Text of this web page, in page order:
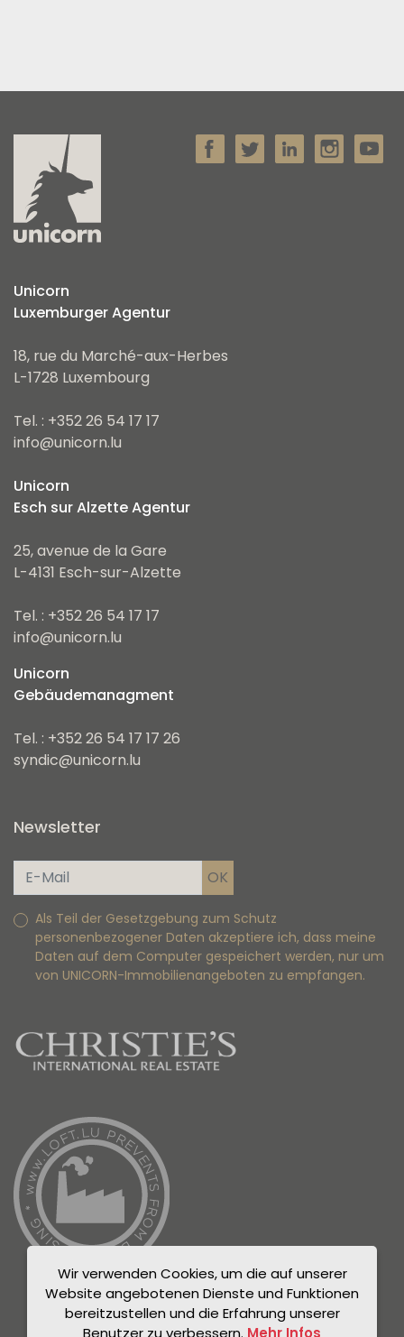
Unicorn
Luxemburger Agentur
18, rue du Marché-aux-Herbes
L-1728 Luxembourg
Tel. : +352 26 54 17 17
info@unicorn.lu
Unicorn
Esch sur Alzette Agentur
25, avenue de la Gare
L-4131 Esch-sur-Alzette
Tel. : +352 26 54 17 17
info@unicorn.lu
Unicorn
Gebäudemanagment
Tel. : +352 26 54 17 17 26
syndic@unicorn.lu
Newsletter
Als Teil der Gesetzgebung zum Schutz
personenbezogener Daten akzeptiere ich, dass meine
Daten auf dem Computer gespeichert werden, nur um
von UNICORN-Immobilienangeboten zu empfangen.
Wir verwenden Cookies, um die auf unserer
Website angebotenen Dienste und Funktionen
bereitzustellen und die Erfahrung unserer
Benutzer zu verbessern. Mehr Infos